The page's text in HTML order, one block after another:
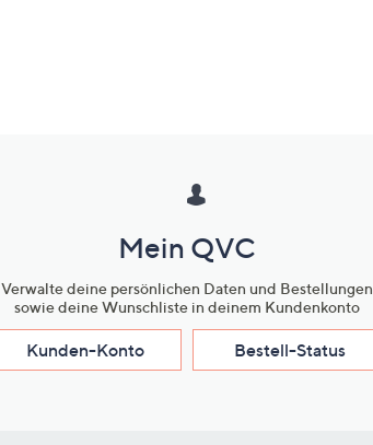
Mein QVC
Verwalte deine persönlichen Daten und Bestellungen
sowie deine Wunschliste in deinem Kundenkonto
Kunden-Konto Bestell-Status